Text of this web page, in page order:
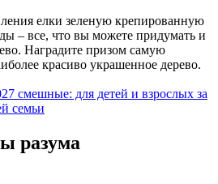
елки зеленую крепированную
– все, что вы можете придумать и
Наградите призом самую
красиво украшенное дерево.
разума